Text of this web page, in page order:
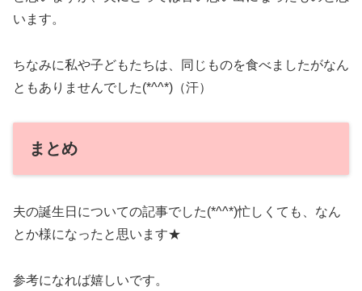
います。
ちなみに私や子どもたちは、同じものを食べましたがなん
ともありませんでした(*^^*)（汗）
まとめ
夫の誕生日についての記事でした(*^^*)忙しくても、なん
とか様になったと思います★
参考になれば嬉しいです。